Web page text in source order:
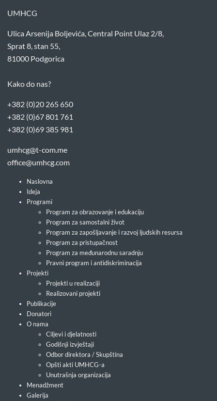
UMHCG
Ulica Arsenija Boljevića, Central Point Ulaz 2/8,
Sprat 8, stan 55,
81000 Podgorica
Kako do nas?
+382 (0)20 265 650
+382 (0)67 801 761
+382 (0)69 385 981
umhcg@t-com.me
office@umhcg.com
Naslovna
Ideja
Programi
Program za obrazovanje i edukaciju
Program za samostalni život
Program za zapošljavanje i razvoj ljudskih resursa
Program za pristupačnost
Program za međunarodnu saradnju
Pravni program i antidiskriminacija
Projekti
Projekti u realizaciji
Realizovani projekti
Publikacije
Donatori
O nama
Ciljevi i djelatnosti
Godišnji izvještaji
Odbor direktora / Skupština
Opšti akti UMHCG-a
Unutrašnja organizacija
Menadžment
Galerija